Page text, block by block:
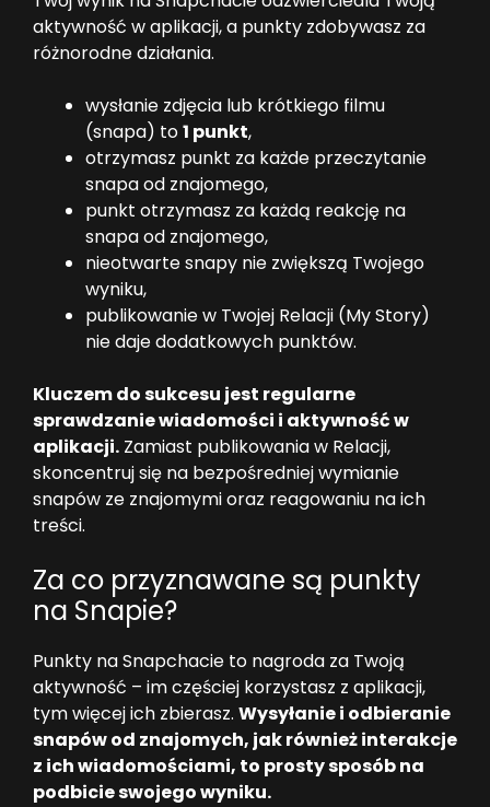
aktywność w aplikacji, a punkty zdobywasz za
różnorodne działania.
wysłanie zdjęcia lub krótkiego filmu
(snapa) to1 punkt,
otrzymasz punkt za każde przeczytanie
snapa od znajomego,
punkt otrzymasz za każdą reakcję na
snapa od znajomego,
nieotwarte snapy nie zwiększą Twojego
wyniku,
publikowanie w Twojej Relacji (My Story)
nie daje dodatkowych punktów.
Kluczem do sukcesu jest regularne
sprawdzanie wiadomości i aktywność w
aplikacji. Zamiast publikowania w Relacji,
skoncentruj się na bezpośredniej wymianie
snapów ze znajomymi oraz reagowaniu na ich
treści.
Za co przyznawane są punkty
na Snapie?
Punkty na Snapchacie to nagroda za Twoją
aktywność – im częściej korzystasz z aplikacji,
tym więcej ich zbierasz. Wysyłanie i odbieranie
snapów od znajomych, jak również interakcje
z ich wiadomościami, to prosty sposób na
podbicie swojego wyniku.